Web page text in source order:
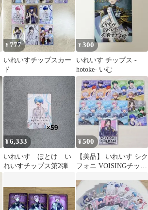
¥ 777
いれいすチップスカー
ド
¥300
いれいす チップス -
hotoke- いむ
¥6,333
いれいす ほとけ い
れいすチップス第2弾
¥500
【美品】 いれいす シク
フォニ VOISINGチップ